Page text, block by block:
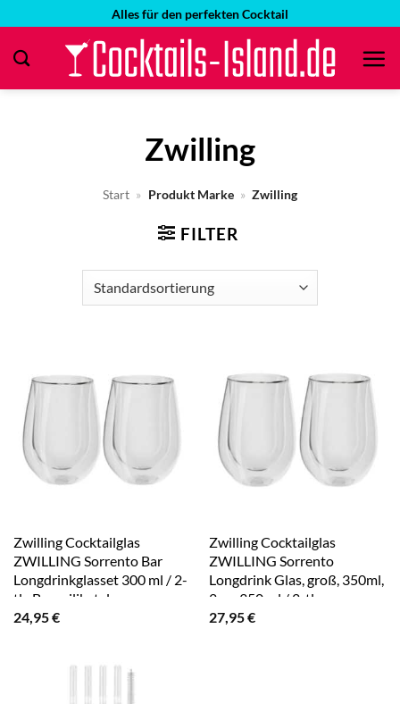
springen
Alles für den perfekten Cocktail
Zwilling
Start » Produkt Marke » Zwilling
FILTER
Zwilling Cocktailglas
ZWILLING Sorrento Bar
Longdrinkglasset 300 ml / 2-
tlg Borosilikatglas
24,95€
Zwilling Cocktailglas
ZWILLING Sorrento
Longdrink Glas, groß, 350ml,
2-er, 350 ml / 2-tlg,
Borosilikatglas
27,95€